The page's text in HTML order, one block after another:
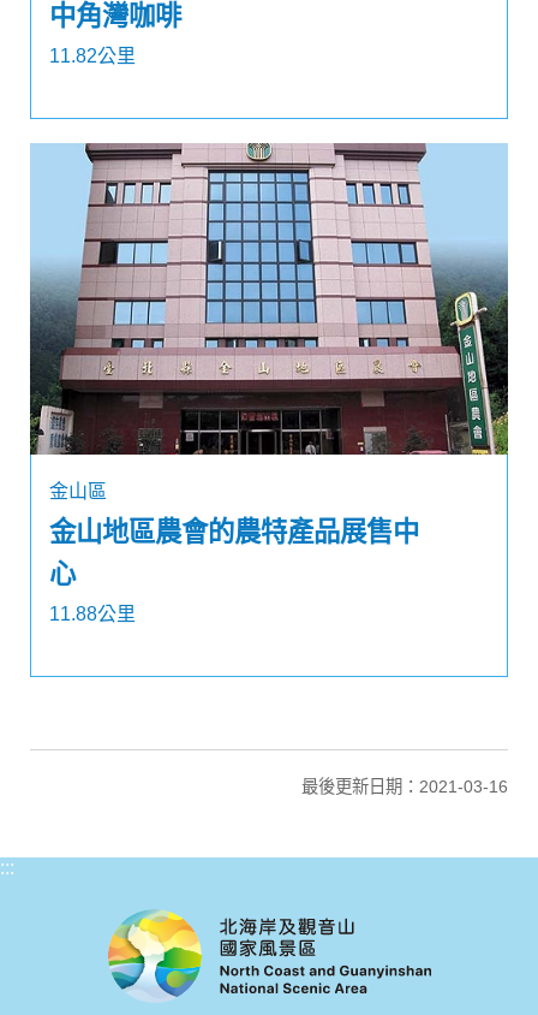
中角灣咖啡
11.82公里
金山區
金山地區農會的農特產品展售中
心
11.88公里
最後更新日期：2021-03-16
:::